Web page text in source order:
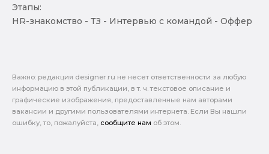
Этапы:
HR-знакомство - ТЗ - Интервью с командой - Оффер
Важно: pедакция designer.ru не несет ответственности за любую
информацию в этой публикации, в т. ч. текстовое описание и
графические изображения, предоставленные нам авторами
вакансии и другими пользователями интернета. Если Вы нашли
ошибку, то, пожалуйста, сообщите нам об этом.